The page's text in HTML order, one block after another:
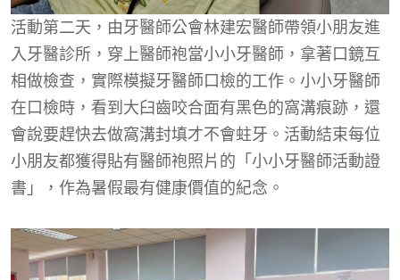
活動第二天，由牙醫師公會林建宏醫師帶領小朋友進
入牙醫診所，穿上醫師袍當小小牙醫師，拿著口鏡互
相做檢查，實際模擬牙醫師口檢的工作。小小牙醫師
在口檢時，看到大臼齒咬合面有黑色的窩溝痕跡，還
會說要趕快去做窩溝封填才不會蛀牙。活動結束每位
小朋友都獲得貼有醫師袍照片的「小小牙醫師活動證
書」，作為暑假最有健康價值的紀念。